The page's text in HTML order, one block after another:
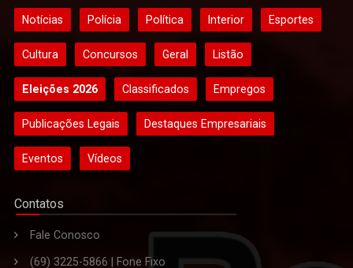
Notícias Polícia Política Interior Esportes
Cultura Concursos Geral Listão
Eleições 2026 Classificados Empregos
Publicações Legais Destaques Empresariais
Eventos Vídeos
Contatos
Fale Conosco
(69) 3225-5866 | Fone Fixo